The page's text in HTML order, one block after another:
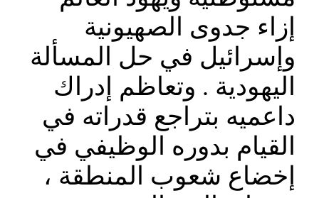
إزاء جدوى الصهيونية
وإسرائيل في حل المسألة
اليهودية . وتعاظم إدراك
داعميه بتراجع قدراته في
القيام بدوره الوظيفي في
إخضاع شعوب المنطقة ،